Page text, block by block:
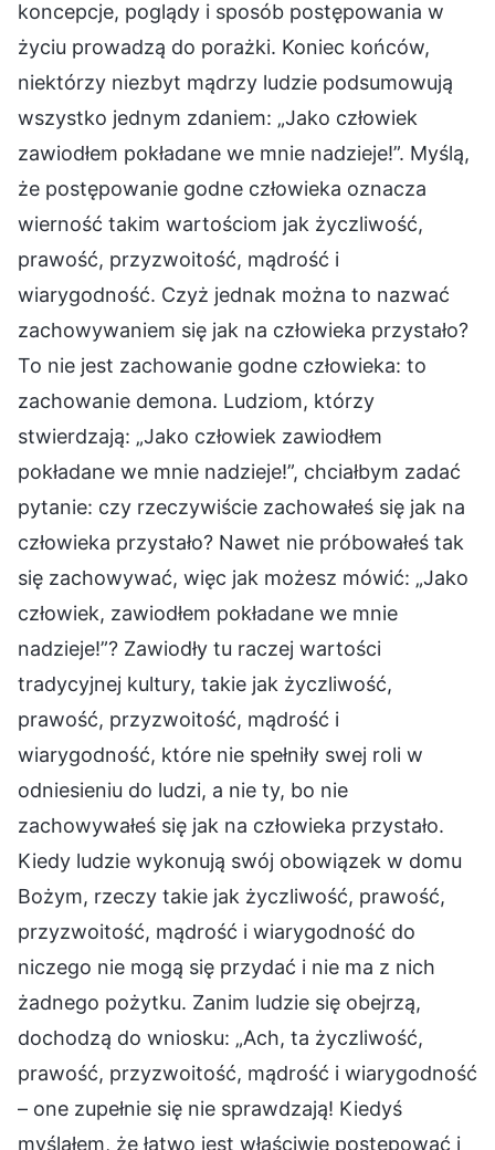
koncepcje, poglądy i sposób postępowania w
życiu prowadzą do porażki. Koniec końców,
niektórzy niezbyt mądrzy ludzie podsumowują
wszystko jednym zdaniem: „Jako człowiek
zawiodłem pokładane we mnie nadzieje!”. Myślą,
że postępowanie godne człowieka oznacza
wierność takim wartościom jak życzliwość,
prawość, przyzwoitość, mądrość i
wiarygodność. Czyż jednak można to nazwać
zachowywaniem się jak na człowieka przystało?
To nie jest zachowanie godne człowieka: to
zachowanie demona. Ludziom, którzy
stwierdzają: „Jako człowiek zawiodłem
pokładane we mnie nadzieje!”, chciałbym zadać
pytanie: czy rzeczywiście zachowałeś się jak na
człowieka przystało? Nawet nie próbowałeś tak
się zachowywać, więc jak możesz mówić: „Jako
człowiek, zawiodłem pokładane we mnie
nadzieje!”? Zawiodły tu raczej wartości
tradycyjnej kultury, takie jak życzliwość,
prawość, przyzwoitość, mądrość i
wiarygodność, które nie spełniły swej roli w
odniesieniu do ludzi, a nie ty, bo nie
zachowywałeś się jak na człowieka przystało.
Kiedy ludzie wykonują swój obowiązek w domu
Bożym, rzeczy takie jak życzliwość, prawość,
przyzwoitość, mądrość i wiarygodność do
niczego nie mogą się przydać i nie ma z nich
żadnego pożytku. Zanim ludzie się obejrzą,
dochodzą do wniosku: „Ach, ta życzliwość,
prawość, przyzwoitość, mądrość i wiarygodność
– one zupełnie się nie sprawdzają! Kiedyś
myślałem, że łatwo jest właściwie postępować i